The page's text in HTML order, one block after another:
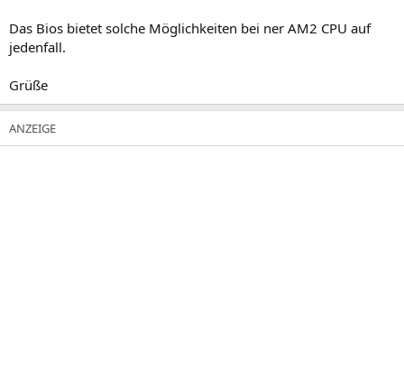
Das Bios bietet solche Möglichkeiten bei ner AM2 CPU auf
jedenfall.
Grüße